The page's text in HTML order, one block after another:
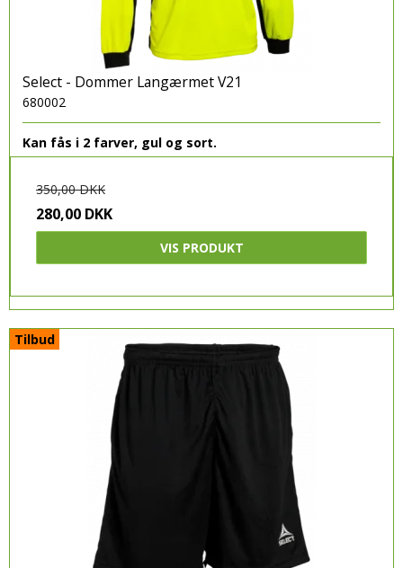
Select - Dommer Langærmet V21
680002
Kan fås i 2 farver, gul og sort.
350,00 DKK
280,00 DKK
VIS PRODUKT
Tilbud